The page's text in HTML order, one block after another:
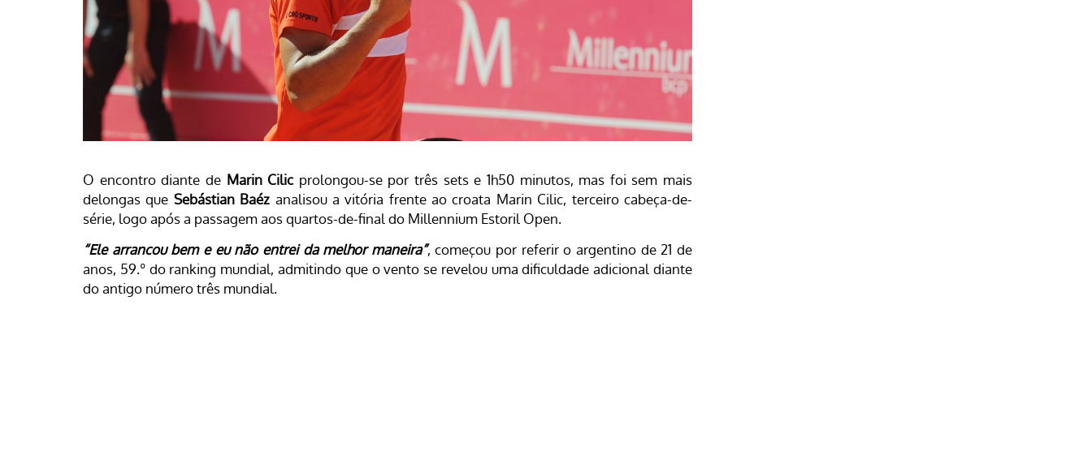
O encontro diante de Marin Cilic prolongou-se por três sets e 1h50 minutos, mas foi sem mais
delongas que Sebástian Baéz analisou a vitória frente ao croata Marin Cilic, terceiro cabeça-de-
série, logo após a passagem aos quartos-de-final do Millennium Estoril Open.
“Ele arrancou bem e eu não entrei da melhor maneira”, começou por referir o argentino de 21 de
anos, 59.º do ranking mundial, admitindo que o vento se revelou uma dificuldade adicional diante
do antigo número três mundial.